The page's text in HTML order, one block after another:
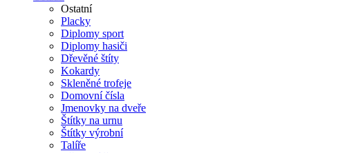
Ostatní
Placky
Diplomy sport
Diplomy hasiči
Dřevěné štíty
Kokardy
Skleněné trofeje
Domovní čísla
Jmenovky na dveře
Štítky na urnu
Štítky výrobní
Talíře